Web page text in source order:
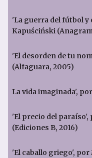
'La guerra del fútbol
Kapuściński
'El desorden de tu
(Alfaguara, 2005)
La vida imaginada',
'El precio del
(Ediciones B, 2016)
'El caballo griego',